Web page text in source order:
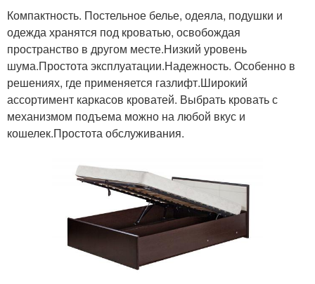
Компактность. Постельное белье, одеяла, подушки и
одежда хранятся под кроватью, освобождая
пространство в другом месте.Низкий уровень
шума.Простота эксплуатации.Надежность. Особенно в
решениях, где применяется газлифт.Широкий
ассортимент каркасов кроватей. Выбрать кровать с
механизмом подъема можно на любой вкус и
кошелек.Простота обслуживания.